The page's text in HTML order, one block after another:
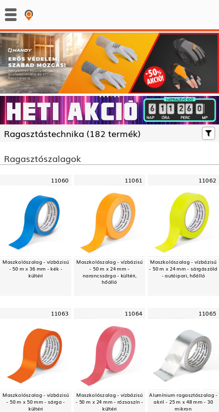
: :
Ragasztás­technika (182 termék)
Ragasztószalagok
11060
Maszkolószalag - vízbázisú
- 50 m x 36 mm - kék -
kültéri
11061
Maszkolószalag - vízbázisú
- 50 m x 24 mm -
narancssárga - kültéri,
hőálló
11062
Maszkolószalag - vízbázisú
- 50 m x 24 mm - sárgászöld
- autóipari, hőálló
11063
Maszkolószalag - vízbázisú
- 50 m x 50 mm - sárga -
kültéri
11064
Maszkolószalag - vízbázisú
- 50 m x 24 mm - rózsaszín -
kültéri
11065
Alumínium ragasztószalag -
akril - 25 m x 48 mm - 30
mikron